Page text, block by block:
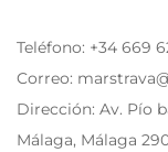
Teléfono: +34 669
Correo:
Dirección: Av. Pío
Málaga, Málaga